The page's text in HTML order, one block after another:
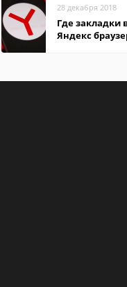
28 декабря 2018
Где закладки
Яндекс